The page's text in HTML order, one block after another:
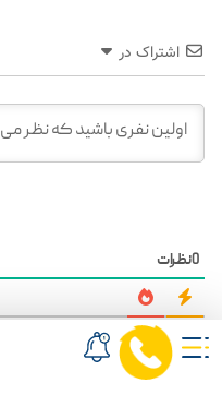
اشتراک در
0نظرات